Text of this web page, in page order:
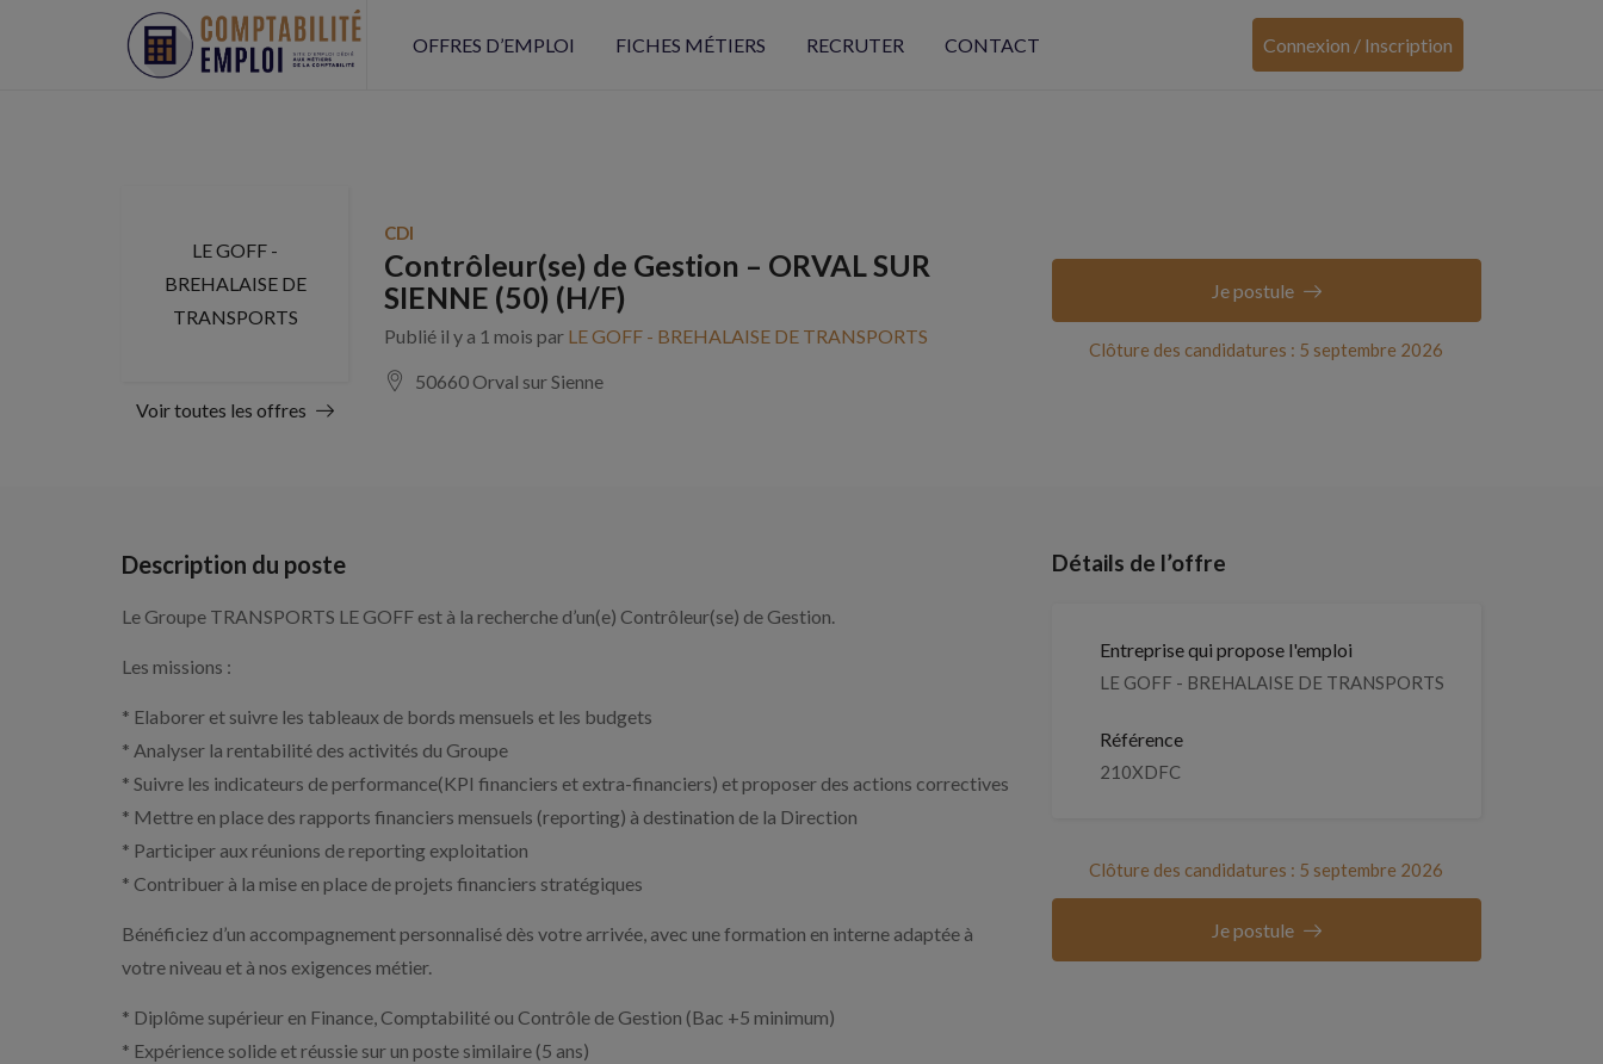
OFFRES D’EMPLOI FICHES MÉTIERS RECRUTER CONTACT Connexion / Inscription
LE GOFF -
BREHALAISE DE
TRANSPORTS
Voir toutes les offres
CDI
Contrôleur(se) de Gestion – ORVAL SUR
SIENNE (50) (H/F)
Publié il y a 1 mois par LE GOFF - BREHALAISE DE TRANSPORTS
50660 Orval sur Sienne
Clôture des candidatures : 5 septembre 2026
Je postule
Description du poste
Le Groupe TRANSPORTS LE GOFF est à la recherche d’un(e) Contrôleur(se) de Gestion.
Les missions :
* Elaborer et suivre les tableaux de bords mensuels et les budgets
* Analyser la rentabilité des activités du Groupe
* Suivre les indicateurs de performance(KPI financiers et extra-financiers) et proposer des actions correctives
* Mettre en place des rapports financiers mensuels (reporting) à destination de la Direction
* Participer aux réunions de reporting exploitation
* Contribuer à la mise en place de projets financiers stratégiques
Bénéficiez d’un accompagnement personnalisé dès votre arrivée, avec une formation en interne adaptée à
votre niveau et à nos exigences métier.
* Diplôme supérieur en Finance, Comptabilité ou Contrôle de Gestion (Bac +5 minimum)
* Expérience solide et réussie sur un poste similaire (5 ans)
Détails de l’offre
Entreprise qui propose l'emploi
LE GOFF - BREHALAISE DE TRANSPORTS
Référence
210XDFC
Clôture des candidatures : 5 septembre 2026
Je postule